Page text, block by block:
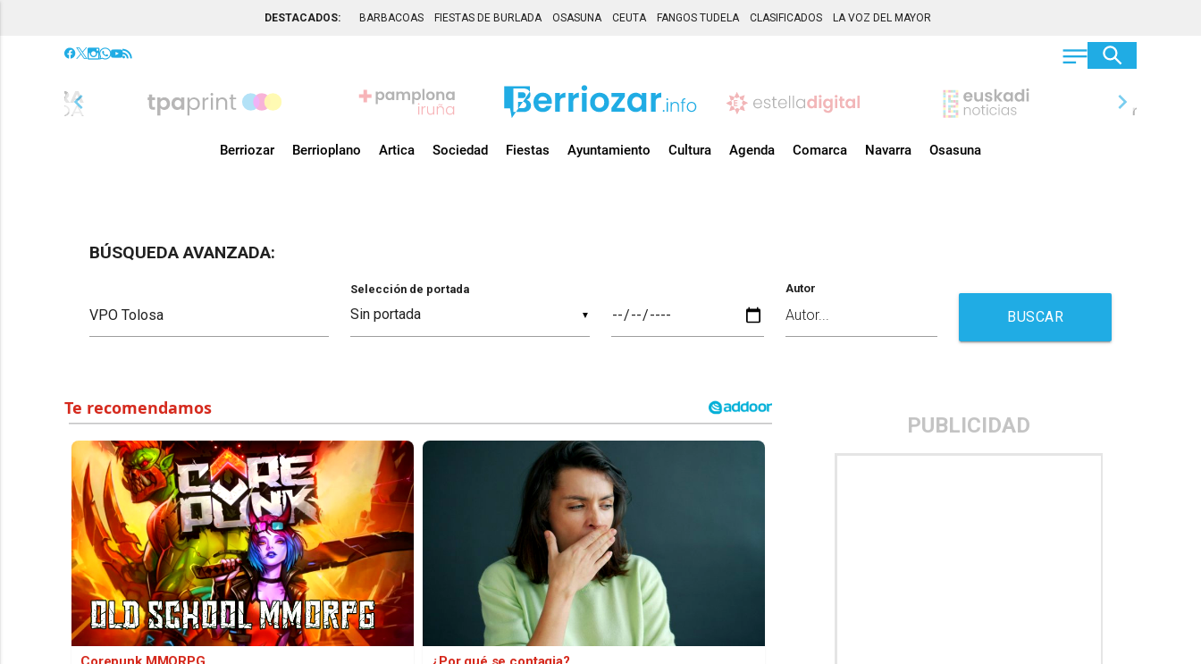
DESTACADOS: BARBACOAS FIESTAS DE BURLADA OSASUNA CEUTA FANGOS TUDELA CLASIFICADOS LA VOZ DEL MAYOR
chevron_left chevron_right
Berriozar Berrioplano Artica Sociedad Fiestas Ayuntamiento Cultura Agenda Comarca Navarra Osasuna
BÚSQUEDA AVANZADA:
▼
Selección de portada Autor
BUSCAR
PUBLICIDAD